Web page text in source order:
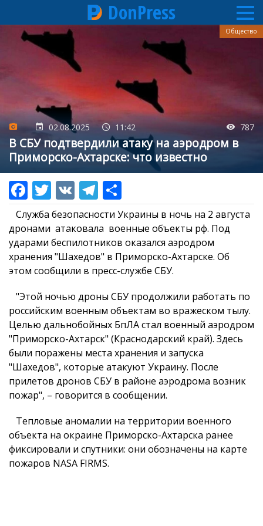
Перейти
содержанию
DonPress
02.08.2025 11:42 787
В СБУ подтвердили атаку на аэродром в
Приморско-Ахтарске: что известно
Общество
Служба безопасности Украины в ночь на 2 августа
дронами атаковала военные объекты рф. Под
ударами беспилотников оказался аэродром
хранения "Шахедов" в Приморско-Ахтарске. Об
этом сообщили в пресс-службе СБУ.
"Этой ночью дроны СБУ продолжили работать по
российским военным объектам во вражеском тылу.
Целью дальнобойных БпЛА стал военный аэродром
"Приморско-Ахтарск" (Краснодарский край). Здесь
были поражены места хранения и запуска
"Шахедов", которые атакуют Украину. После
прилетов дронов СБУ в районе аэродрома возник
пожар", – говорится в сообщении.
Тепловые аномалии на территории военного
объекта на окраине Приморско-Ахтарска ранее
фиксировали и спутники: они обозначены на карте
пожаров NASA FIRMS.